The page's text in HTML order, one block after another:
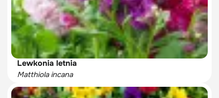
Lewkonia letnia
Matthiola incana